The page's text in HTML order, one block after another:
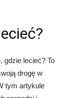
gdzie lecieć? To
drogę w
tym artykule